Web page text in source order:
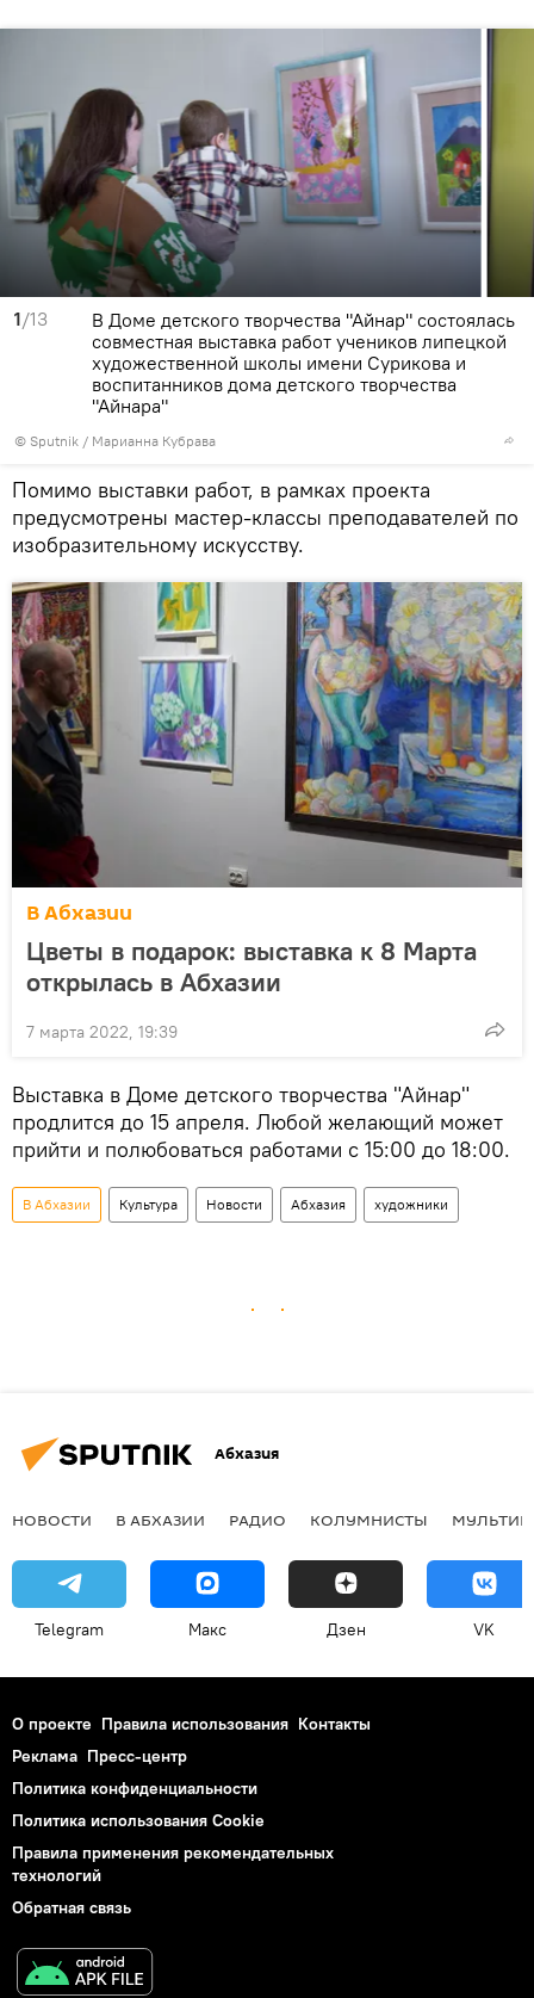
1/13
© Sputnik / Марианна Кубрава
В Доме детского творчества "Айнар" состоялась
совместная выставка работ учеников липецкой
художественной школы имени Сурикова и
воспитанников дома детского творчества
"Айнара"
Помимо выставки работ, в рамках проекта
предусмотрены мастер-классы преподавателей по
изобразительному искусству.
В Абхазии
Цветы в подарок: выставка к 8 Марта
открылась в Абхазии
7 марта 2022, 19:39
Выставка в Доме детского творчества "Айнар"
продлится до 15 апреля. Любой желающий может
прийти и полюбоваться работами с 15:00 до 18:00.
В Абхазии Культура Новости Абхазия художники
Абхазия
НОВОСТИ В АБХАЗИИ РАДИО КОЛУМНИСТЫ
Telegram Макс Дзен VK
О проекте Правила использования Контакты
Реклама Пресс-центр
Политика конфиденциальности
Политика использования Cookie
Правила применения рекомендательных
технологий
Обратная связь